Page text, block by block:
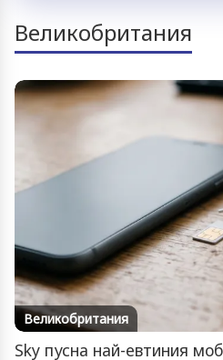
Великобритания
Великобритания
Sky пусна най-евтиния